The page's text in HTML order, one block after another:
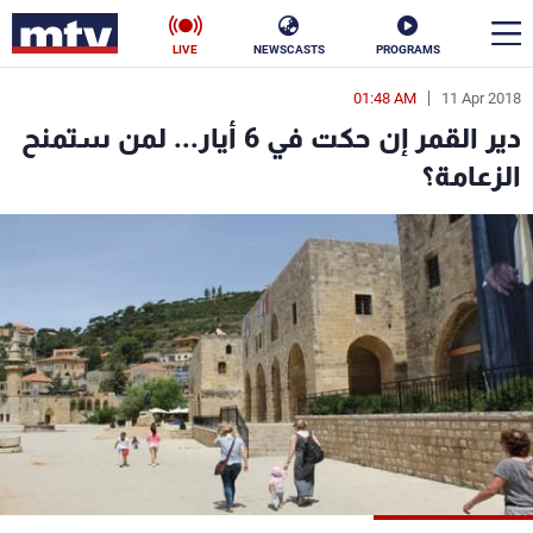
PROGRAMS
NEWSCASTS
LIVE
11 Apr 2018
01:48 AM
دير القمر إن حكت في 6 أيار... لمن ستمنح
الزعامة؟
en
الأخبار
سياسة ناس
إقتصاد
منوعات رياضة
كأس العالم
البرامج
جدول البرامج